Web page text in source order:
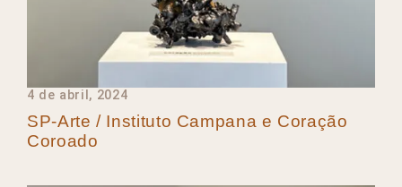
4 de abril, 2024
SP-Arte / Instituto Campana e Coração
Coroado